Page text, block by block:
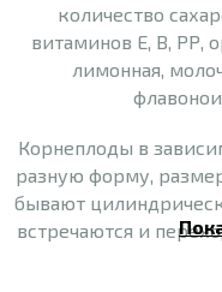
количество
витаминов Е, В, РР,
лимонная,
Корнеплоды в
разную форму,
бывают
встречаются и